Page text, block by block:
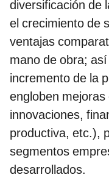
diversificación de
el crecimiento de
ventajas
mano de obra;
incremento de la
engloben
innovaciones,
productiva, etc.),
segmentos
desarrollados.